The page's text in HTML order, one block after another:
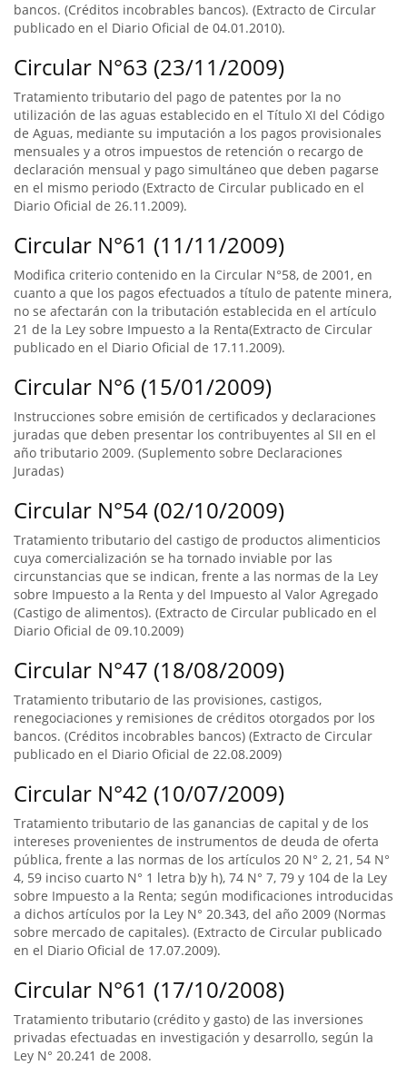
bancos. (Créditos incobrables bancos). (Extracto de Circular
publicado en el Diario Oficial de 04.01.2010).
Circular N°63 (23/11/2009)
Tratamiento tributario del pago de patentes por la no
utilización de las aguas establecido en el Título XI del Código
de Aguas, mediante su imputación a los pagos provisionales
mensuales y a otros impuestos de retención o recargo de
declaración mensual y pago simultáneo que deben pagarse
en el mismo periodo (Extracto de Circular publicado en el
Diario Oficial de 26.11.2009).
Circular N°61 (11/11/2009)
Modifica criterio contenido en la Circular N°58, de 2001, en
cuanto a que los pagos efectuados a título de patente minera,
no se afectarán con la tributación establecida en el artículo
21 de la Ley sobre Impuesto a la Renta(Extracto de Circular
publicado en el Diario Oficial de 17.11.2009).
Circular N°6 (15/01/2009)
Instrucciones sobre emisión de certificados y declaraciones
juradas que deben presentar los contribuyentes al SII en el
año tributario 2009. (Suplemento sobre Declaraciones
Juradas)
Circular N°54 (02/10/2009)
Tratamiento tributario del castigo de productos alimenticios
cuya comercialización se ha tornado inviable por las
circunstancias que se indican, frente a las normas de la Ley
sobre Impuesto a la Renta y del Impuesto al Valor Agregado
(Castigo de alimentos). (Extracto de Circular publicado en el
Diario Oficial de 09.10.2009)
Circular N°47 (18/08/2009)
Tratamiento tributario de las provisiones, castigos,
renegociaciones y remisiones de créditos otorgados por los
bancos. (Créditos incobrables bancos) (Extracto de Circular
publicado en el Diario Oficial de 22.08.2009)
Circular N°42 (10/07/2009)
Tratamiento tributario de las ganancias de capital y de los
intereses provenientes de instrumentos de deuda de oferta
pública, frente a las normas de los artículos 20 N° 2, 21, 54 N°
4, 59 inciso cuarto N° 1 letra b)y h), 74 N° 7, 79 y 104 de la Ley
sobre Impuesto a la Renta; según modificaciones introducidas
a dichos artículos por la Ley N° 20.343, del año 2009 (Normas
sobre mercado de capitales). (Extracto de Circular publicado
en el Diario Oficial de 17.07.2009).
Circular N°61 (17/10/2008)
Tratamiento tributario (crédito y gasto) de las inversiones
privadas efectuadas en investigación y desarrollo, según la
Ley N° 20.241 de 2008.